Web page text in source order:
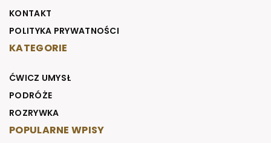
KONTAKT
POLITYKA PRYWATNOŚCI
KATEGORIE
ĆWICZ UMYSŁ
PODRÓŻE
ROZRYWKA
POPULARNE WPISY